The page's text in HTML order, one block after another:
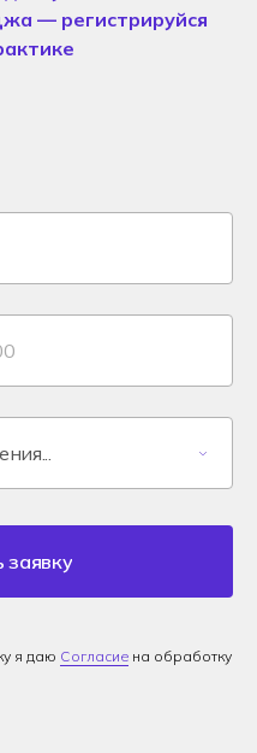
— регистрируйся
заявку
я даю Согласие на обработку